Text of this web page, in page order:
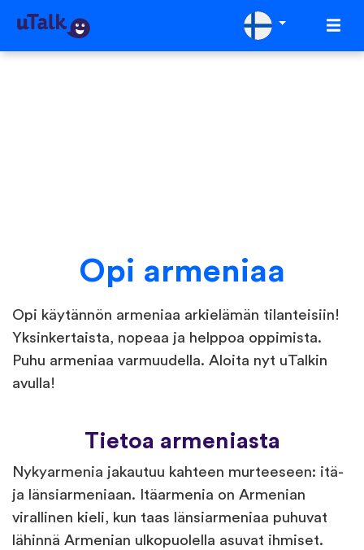
Opi armeniaa
Opi käytännön armeniaa arkielämän tilanteisiin!
Yksinkertaista, nopeaa ja helppoa oppimista.
Puhu armeniaa varmuudella. Aloita nyt uTalkin
avulla!
Tietoa armeniasta
Nykyarmenia jakautuu kahteen murteeseen: itä-
ja länsiarmeniaan. Itäarmenia on Armenian
virallinen kieli, kun taas länsiarmeniaa puhuvat
lähinnä Armenian ulkopuolella asuvat ihmiset.